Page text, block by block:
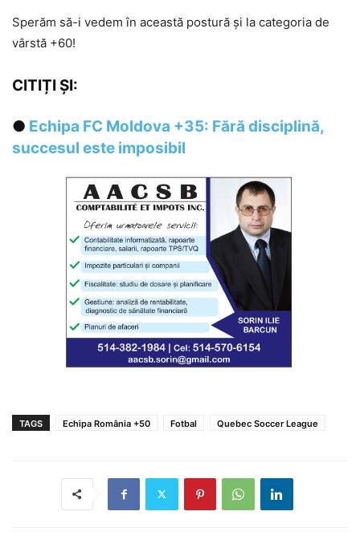
Sperăm să-i vedem în această postură și la categoria de
vârstă +60!
CITIȚI ȘI:
● Echipa FC Moldova +35: Fără disciplină,
succesul este imposibil
TAGS Echipa România +50 Fotbal Quebec Soccer League